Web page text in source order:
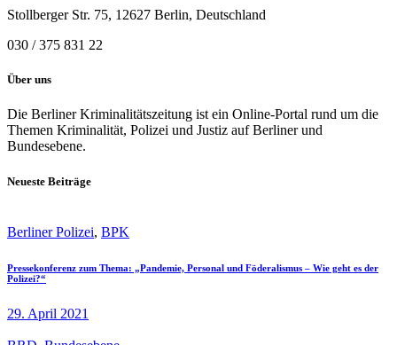
Stollberger Str. 75, 12627 Berlin, Deutschland
030 / 375 831 22
Über uns
Die Berliner Kriminalitätszeitung ist ein Online-Portal rund um die
Themen Kriminalität, Polizei und Justiz auf Berliner und
Bundesebene.
Neueste Beiträge
Berliner Polizei, BPK
Pressekonferenz zum Thema: „Pandemie, Personal und Föderalismus – Wie geht es der
Polizei?“
29. April 2021